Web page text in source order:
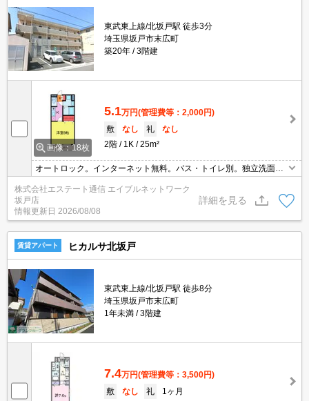
東武東上線/北坂戸駅 徒歩3分
埼玉県坂戸市末広町
築20年
3階建
画像：18枚
5.1万円(管理費等：2,000円)
敷
なし 礼
なし
2階
1K 25m²
オートロック。インターネット無料。バス・トイレ別。独立洗面化
粧台。ウォシュレット。エアコン。クローゼット。モニター付きイ
ンターホン。室内洗濯機置き場。ベランダ。駐輪場。
株式会社エステート通信 エイブルネットワーク
坂戸店
情報更新日 2026/08/08
詳細を見る
賃貸アパート ヒカルサ北坂戸
東武東上線/北坂戸駅 徒歩8分
埼玉県坂戸市末広町
1年未満
3階建
7.4万円(管理費等：3,500円)
敷
なし 礼
1ヶ月